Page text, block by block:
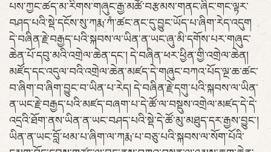
པས་ཀྱང་ཚད་མ་རིགས་གཞུང་རྒྱ་མཚོ་བརྩམས་གནང་ཞིང་གང་ལྟར་
བཤད་པའི་སྡེ་དངོས་སུ་ཀརྨ་ཀཾ་ཚང་ནང་དུ་བྱུང་ཡོད་པ་ཞིག་རེད་འདུག
དེ་བཞིན་རྗེ་བརྒྱད་པའི་སྐབས་ལ་ཡིན་ན་ཡང་ཞུ་མི་དགོས་པར་གཞུང་
ཆེན་པོ་དབུ་མའི་འགྲེལ་ཆེན་དང་། དེ་བཞིན་ཕར་ཕྱིན་གྱི་འགྲེལ་ཆེན།
མཛོད་དང་འདུལ་བའི་འགྲེལ་ཆེན་མཛད་དེ་གཞུང་བཀའ་པོད་ལྔ་ཆ་ཚང་
བ་ཞིག་བ་ཞིག་བྱུང་བ་ཡིན་པ་རེད། དེ་བཞིན་རྗེ་དགུ་པའི་སྐབས་ལ་ཡིན་
ན་ཡང་རྗེ་བརྒྱད་པའི་མཛད་བཞག་པ་དེ་ཚོ་ལ་བསྡུས་འགྲེལ་མཛད་དེ་དེ་
འདྲའི་ཐོག་ནས་ཡིན་ན་ཡང་བཤད་པའི་སྡེ་དེ་ཚོ་མུ་མཐུད་དར་རྒྱས་བྱུང་།
ཡིན་ན་ཡང་བློ་ཕམ་པ་ཞིག་ལ་ཀརྨ་པ་བཅུ་པའི་སྐབས་ལ་སོག་པོའི་